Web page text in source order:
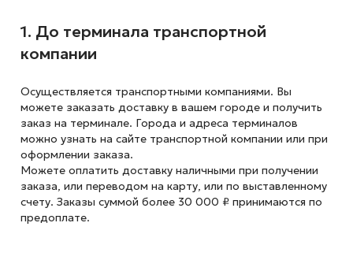
1. До терминала транспортной
компании
Осуществляется транспортными компаниями. Вы
можете заказать доставку в вашем городе и получить
заказ на терминале. Города и адреса терминалов
можно узнать на сайте транспортной компании или при
оформлении заказа.
Можете оплатить доставку наличными при получении
заказа, или переводом на карту, или по выставленному
счету. Заказы суммой более 30 000 ₽ принимаются по
предоплате.